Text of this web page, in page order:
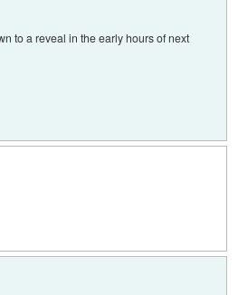
to a reveal in the early hours of next